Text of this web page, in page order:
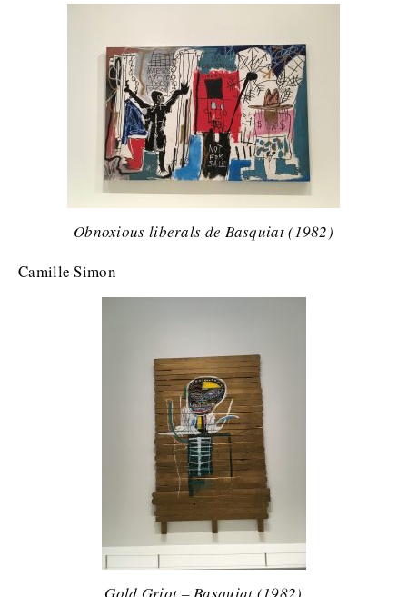
Obnoxious liberals de Basquiat (1982)
Camille Simon